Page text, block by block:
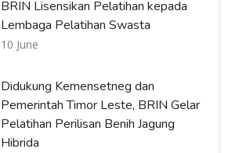
BRIN Lisensikan Pelatihan kepada
Lembaga Pelatihan Swasta
10 June
Didukung Kemensetneg dan
Pemerintah Timor Leste, BRIN Gelar
Pelatihan Perilisan Benih Jagung
Hibrida